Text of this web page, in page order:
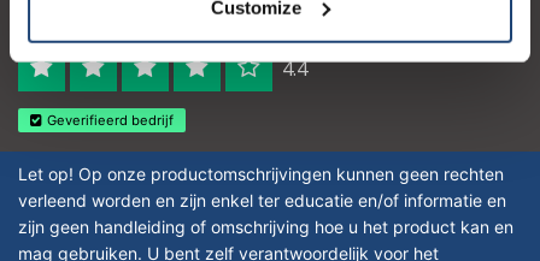
Customize
4.4
Geverifieerd bedrijf
Let op! Op onze productomschrijvingen kunnen geen rechten
verleend worden en zijn enkel ter educatie en/of informatie en
zijn geen handleiding of omschrijving hoe u het product kan en
mag gebruiken. U bent zelf verantwoordelijk voor het